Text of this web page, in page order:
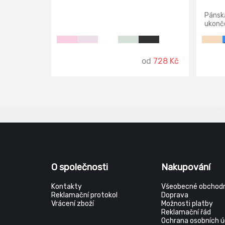
od 728 Kč
O společnosti
Kontakty
Reklamační protokol
Vrácení zboží
Nakupování
Všeobecné
Doprava
Možnosti platby
Reklamační řád
Ochrana osobních